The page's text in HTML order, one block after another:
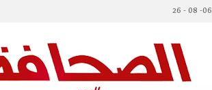
06- 08 - 26